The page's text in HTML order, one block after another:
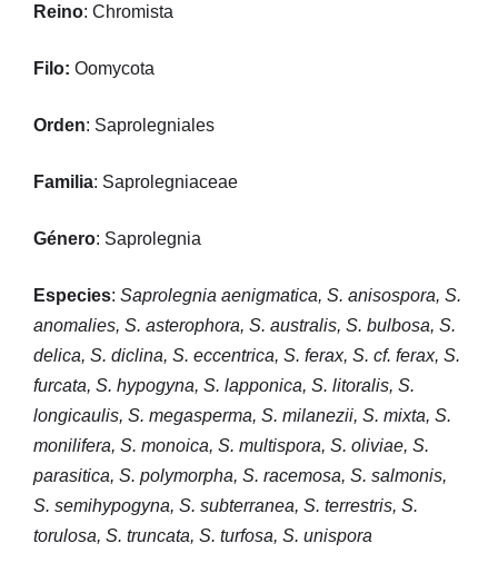
Reino: Chromista
Filo: Oomycota
Orden: Saprolegniales
Familia: Saprolegniaceae
Género: Saprolegnia
Especies: Saprolegnia aenigmatica, S. anisospora, S.
anomalies, S. asterophora, S. australis, S. bulbosa, S.
delica, S. diclina, S. eccentrica, S. ferax, S. cf. ferax, S.
furcata, S. hypogyna, S. lapponica, S. litoralis, S.
longicaulis, S. megasperma, S. milanezii, S. mixta, S.
monilifera, S. monoica, S. multispora, S. oliviae, S.
parasitica, S. polymorpha, S. racemosa, S. salmonis,
S. semihypogyna, S. subterranea, S. terrestris, S.
torulosa, S. truncata, S. turfosa, S. unispora